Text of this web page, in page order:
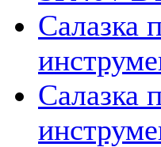
Салазка
Салазка